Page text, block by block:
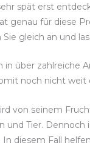
spät erst
genau für diese
Sie gleich an und
in über zahlreiche
noch nicht weit
von seinem
und Tier.
diesem Fall